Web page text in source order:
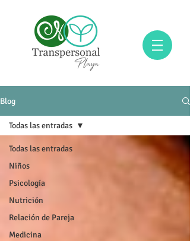
Blog
Todas las entradas
Niños
Psicología
Nutrición
Relación de Pareja
Medicina
Todas las entradas